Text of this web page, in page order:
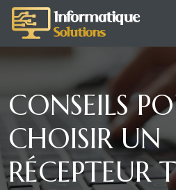
CONSEILS
CHOISIR UN
RÉCEPTEUR